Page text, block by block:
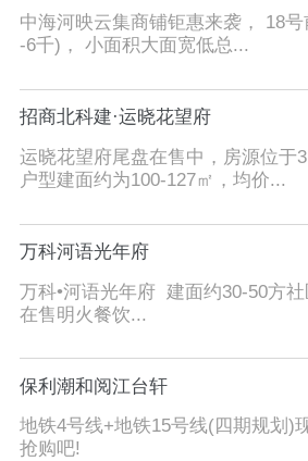
中海河映云集商铺钜惠来袭， 18
-6千)， 小面积大面宽低总...
招商北科建·运晓花望府
运晓花望府尾盘在售中，房源位于3
户型建面约为100-127㎡，均价...
万科河语光年府
万科•河语光年府 建面约30-50方
在售明火餐饮...
保利潮和阅江台轩
地铁4号线+地铁15号线(四期规划)
抢购吧!